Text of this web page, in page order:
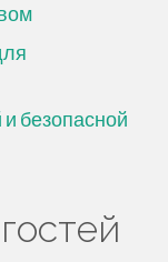
безопасной